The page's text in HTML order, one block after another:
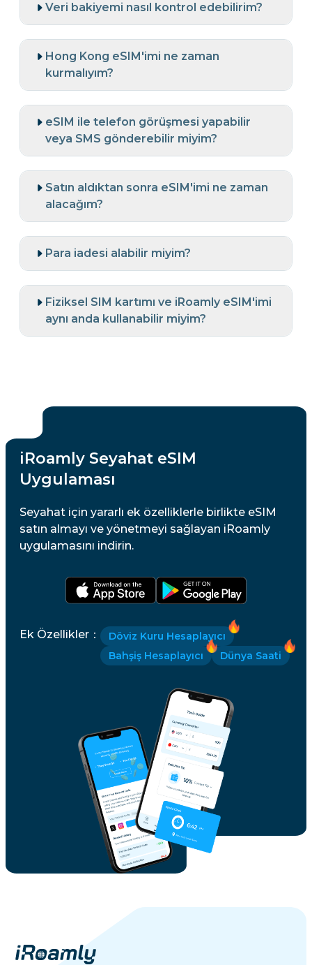
Veri bakiyemi nasıl kontrol edebilirim?
Hong Kong eSIM'imi ne zaman
kurmalıyım?
eSIM ile telefon görüşmesi yapabilir
veya SMS gönderebilir miyim?
Satın aldıktan sonra eSIM'imi ne zaman
alacağım?
Para iadesi alabilir miyim?
Fiziksel SIM kartımı ve iRoamly eSIM'imi
aynı anda kullanabilir miyim?
iRoamly Seyahat eSIM
Uygulaması
Seyahat için yararlı ek özelliklerle birlikte eSIM
satın almayı ve yönetmeyi sağlayan iRoamly
uygulamasını indirin.
Ek Özellikler ：
Döviz Kuru Hesaplayıcı
Bahşiş Hesaplayıcı
Dünya Saati